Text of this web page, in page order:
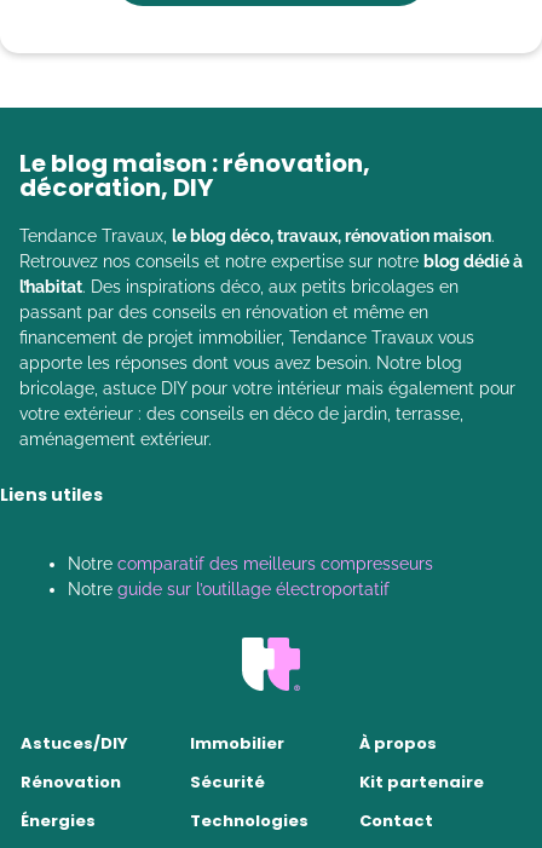
Le blog maison : rénovation,
décoration, DIY
Tendance Travaux, le blog déco, travaux, rénovation maison.
Retrouvez nos conseils et notre expertise sur notre blog dédié à
l’habitat. Des inspirations déco, aux petits bricolages en
passant par des conseils en rénovation et même en
financement de projet immobilier, Tendance Travaux vous
apporte les réponses dont vous avez besoin. Notre blog
bricolage, astuce DIY pour votre intérieur mais également pour
votre extérieur : des conseils en déco de jardin, terrasse,
aménagement extérieur.
Liens utiles
Notre comparatif des meilleurs compresseurs
Notre guide sur l’outillage électroportatif
Astuces/DIY
Rénovation
Énergies
Immobilier
Sécurité
Technologies
À propos
Kit partenaire
Contact